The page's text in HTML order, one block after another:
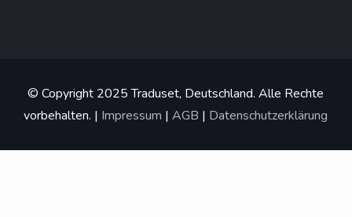
© Copyright 2025 Traduset, Deutschland. Alle Rechte
vorbehalten. | Impressum |AGB | Datenschutzerklärung